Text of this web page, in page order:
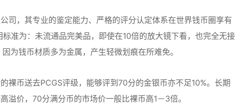
，其专业的鉴定能力、严格的评分认定体系在世界钱币圈享有
准为：未流通品完美品，即使在10倍的放大镜下看，也完全无接
为钱币材质多为金属，产生轻微划痕在所难免。
裸币送去PCGS评级，能够评到70分的金银币亦不足10%。长期
溢价，70分满分币的市场价一般比裸币高1－3倍。